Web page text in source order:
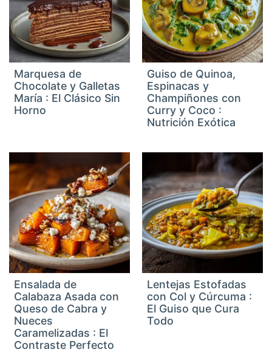
Marquesa de
Chocolate y Galletas
María : El Clásico Sin
Horno
Guiso de Quinoa,
Espinacas y
Champiñones con
Curry y Coco :
Nutrición Exótica
Ensalada de
Calabaza Asada con
Queso de Cabra y
Nueces
Caramelizadas : El
Contraste Perfecto
Lentejas Estofadas
con Col y Cúrcuma :
El Guiso que Cura
Todo